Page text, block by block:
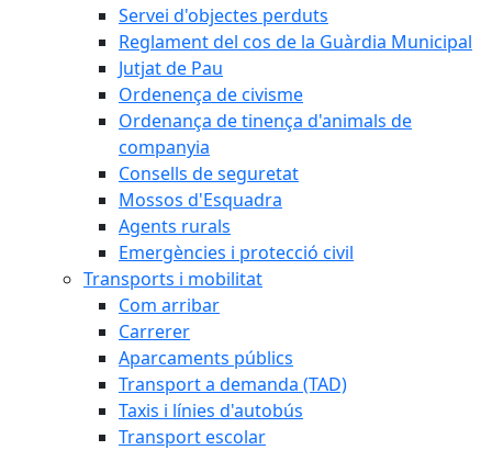
Servei d'objectes perduts
Reglament del cos de la Guàrdia Municipal
Jutjat de Pau
Ordenença de civisme
Ordenança de tinença d'animals de
companyia
Consells de seguretat
Mossos d'Esquadra
Agents rurals
Emergències i protecció civil
Transports i mobilitat
Com arribar
Carrerer
Aparcaments públics
Transport a demanda (TAD)
Taxis i línies d'autobús
Transport escolar